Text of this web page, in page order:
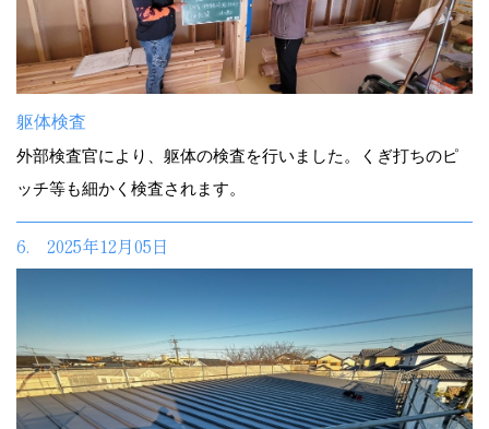
躯体検査
外部検査官により、躯体の検査を行いました。くぎ打ちのピ
ッチ等も細かく検査されます。
6. 2025年12月05日